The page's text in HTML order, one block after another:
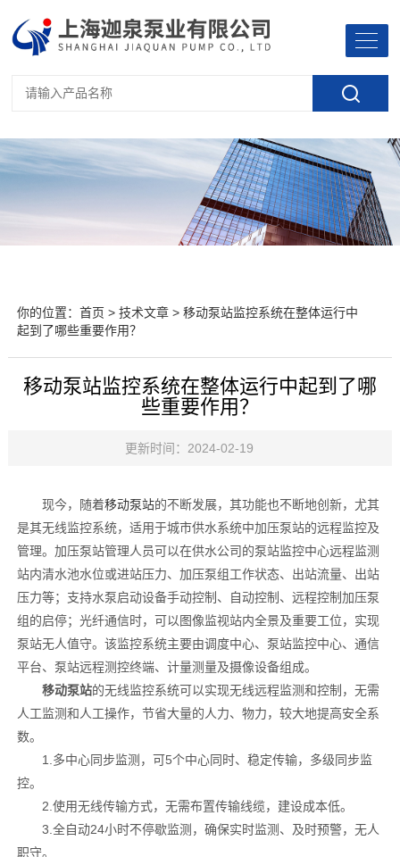
你的位置： 首页 > 技术文章> 移动泵站监控系统在整体运行中
起到了哪些重要作用？
移动泵站监控系统在整体运行中起到了哪
些重要作用？
更新时间：2024-02-19
现今，随着移动泵站的不断发展，其功能也不断地创新，尤其
是其无线监控系统，适用于城市供水系统中加压泵站的远程监控及
管理。加压泵站管理人员可以在供水公司的泵站监控中心远程监测
站内清水池水位或进站压力、加压泵组工作状态、出站流量、出站
压力等；支持水泵启动设备手动控制、自动控制、远程控制加压泵
组的启停；光纤通信时，可以图像监视站内全景及重要工位，实现
泵站无人值守。该监控系统主要由调度中心、泵站监控中心、通信
平台、泵站远程测控终端、计量测量及摄像设备组成。
移动泵站的无线监控系统可以实现无线远程监测和控制，无需
人工监测和人工操作，节省大量的人力、物力，较大地提高安全系
数。
1.多中心同步监测，可5个中心同时、稳定传输，多级同步监
控。
2.使用无线传输方式，无需布置传输线缆，建设成本低。
3.全自动24小时不停歇监测，确保实时监测、及时预警，无人
职守。